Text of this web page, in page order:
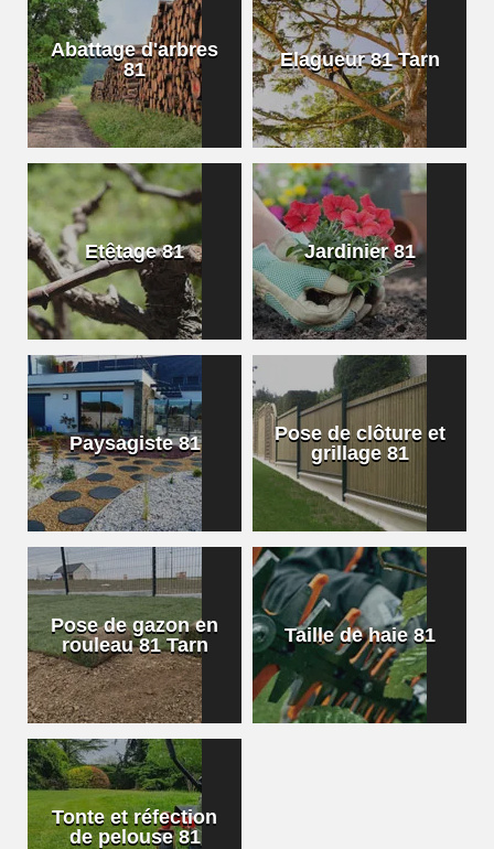
Abattage d'arbres
81
Elagueur 81 Tarn
Etêtage 81 Jardinier 81
Paysagiste 81
Pose de clôture et
grillage 81
Pose de gazon en
rouleau 81 Tarn
Taille de haie 81
Tonte et réfection
de pelouse 81